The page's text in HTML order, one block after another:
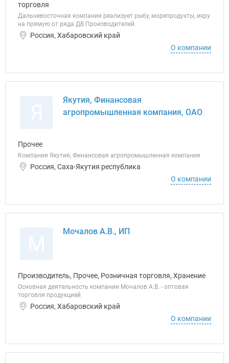
торговля
Дальневосточная компания реализует рыбу, морепродукты, икру
на прямую от ряда ДВ Производителей.
Россия, Хабаровский край
О компании
Якутия, Финансовая
агропромышленная компания, ОАО
Прочее
Компания Якутия, Финансовая агропромышленная компания
Россия, Саха-Якутия республика
О компании
Мочалов А.В., ИП
Производитель, Прочее, Розничная торговля, Хранение
Основная деятельность компании Мочалов А.В. - оптовая
торговля продукцией
Россия, Хабаровский край
О компании